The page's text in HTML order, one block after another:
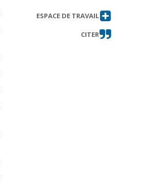
ESPACE DE TRAVAIL
CITER